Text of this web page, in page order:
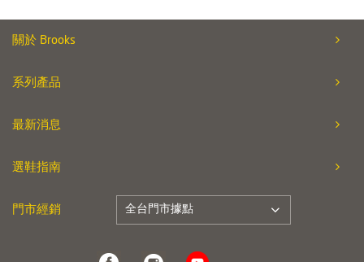
關於 Brooks
系列產品
最新消息
選鞋指南
門市經銷 全台門市據點